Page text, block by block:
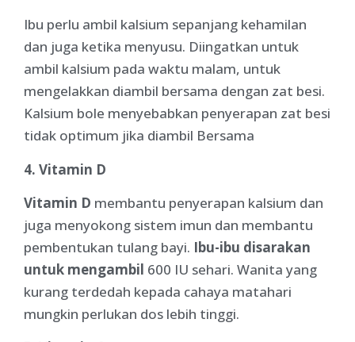
Ibu perlu ambil kalsium sepanjang kehamilan
dan juga ketika menyusu. Diingatkan untuk
ambil kalsium pada waktu malam, untuk
mengelakkan diambil bersama dengan zat besi.
Kalsium bole menyebabkan penyerapan zat besi
tidak optimum jika diambil Bersama
4. Vitamin D
Vitamin D membantu penyerapan kalsium dan
juga menyokong sistem imun dan membantu
pembentukan tulang bayi. Ibu-ibu disarakan
untuk mengambil 600 IU sehari. Wanita yang
kurang terdedah kepada cahaya matahari
mungkin perlukan dos lebih tinggi.